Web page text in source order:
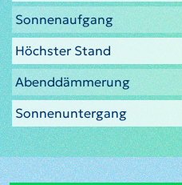
Sonnenaufgang
Höchster Stand
Abenddämmerung
Sonnenuntergang